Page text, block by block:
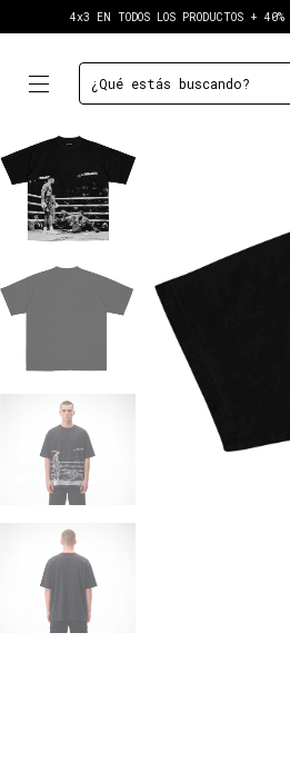
4x3 EN TODOS LOS PRODUCTOS + 40% OFF